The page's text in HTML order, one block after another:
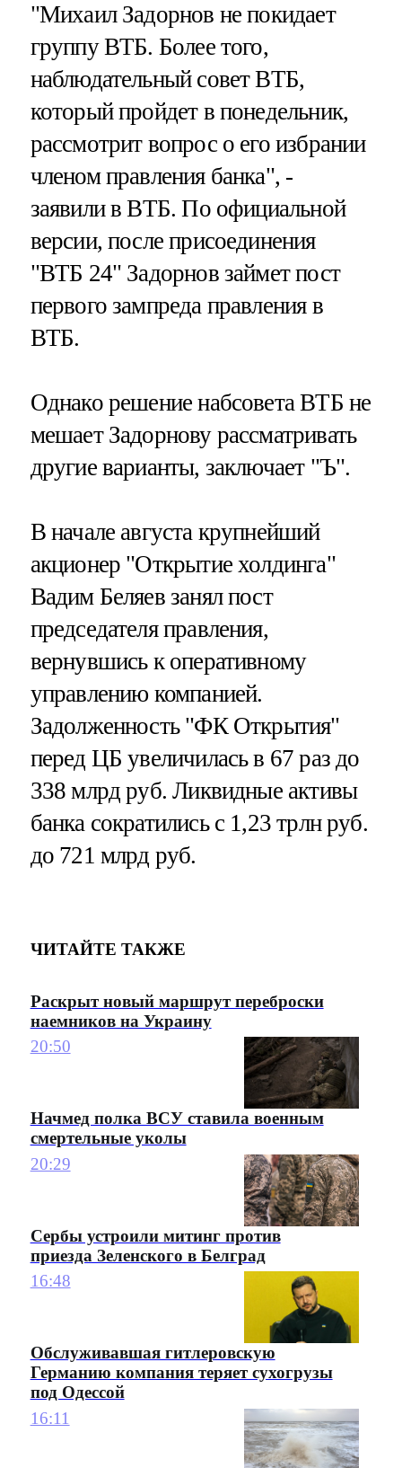
"Михаил Задорнов не покидает
группу ВТБ. Более того,
наблюдательный совет ВТБ,
который пройдет в понедельник,
рассмотрит вопрос о его избрании
членом правления банка", -
заявили в ВТБ. По официальной
версии, после присоединения
"ВТБ 24" Задорнов займет пост
первого зампреда правления в
ВТБ.
Однако решение набсовета ВТБ не
мешает Задорнову рассматривать
другие варианты, заключает "Ъ".
В начале августа крупнейший
акционер "Открытие холдинга"
Вадим Беляев занял пост
председателя правления,
вернувшись к оперативному
управлению компанией.
Задолженность "ФК Открытия"
перед ЦБ увеличилась в 67 раз до
338 млрд руб. Ликвидные активы
банка сократились с 1,23 трлн руб.
до 721 млрд руб.
ЧИТАЙТЕ ТАКЖЕ
Раскрыт новый маршрут переброски
наемников на Украину
20:50
Начмед полка ВСУ ставила военным
смертельные уколы
20:29
Сербы устроили митинг против
приезда Зеленского в Белград
16:48
Обслуживавшая гитлеровскую
Германию компания теряет сухогрузы
под Одессой
16:11